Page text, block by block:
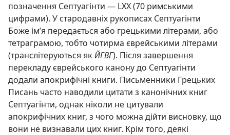
позначення Септуагінти — LXX (70 римськими
цифрами). У стародавніх рукописах Септуагінти
Боже ім’я передається або грецькими літерами, або
тетраграмою, тобто чотирма єврейськими літерами
(транслітеруються як ЙГВГ). Після завершення
перекладу єврейського канону до Септуагінти
додали апокрифічні книги. Письменники Грецьких
Писань часто наводили цитати з канонічних книг
Септуагінти, однак ніколи не цитували
апокрифічних книг, з чого можна дійти висновку, що
вони не визнавали цих книг. Крім того, деякі